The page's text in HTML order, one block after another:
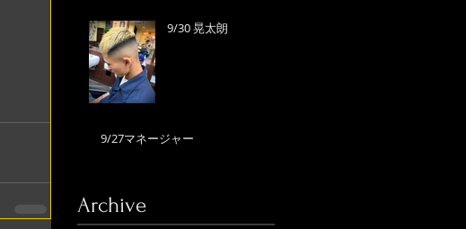
9/30 晃太朗
9/27マネージャー
Archive